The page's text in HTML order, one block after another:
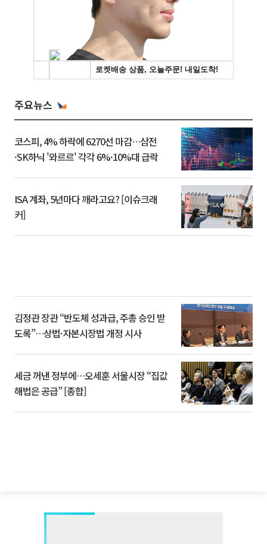
주요뉴스
코스피, 4% 하락에 6270선 마감…삼전
·SK하닉 '와르르' 각각 6%·10%대 급락
ISA 계좌, 5년마다 깨라고요? [이슈크래
커]
김정관 장관 “반도체 성과급, 주총 승인 받
도록”…상법·자본시장법 개정 시사
세금 꺼낸 정부에…오세훈 서울시장 “집값
해법은 공급” [종합]